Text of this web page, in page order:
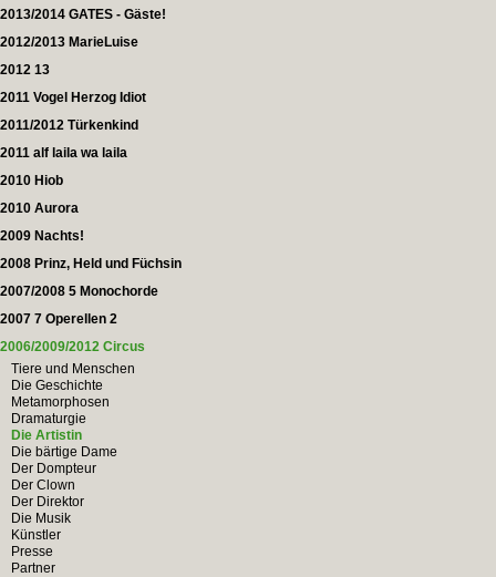
2013/2014 GATES - Gäste!
2012/2013 MarieLuise
2012 13
2011 Vogel Herzog Idiot
2011/2012 Türkenkind
2011 alf laila wa laila
2010 Hiob
2010 Aurora
2009 Nachts!
2008 Prinz, Held und Füchsin
2007/2008 5 Monochorde
2007 7 Operellen 2
2006/2009/2012 Circus
Tiere und Menschen
Die Geschichte
Metamorphosen
Dramaturgie
Die Artistin
Die bärtige Dame
Der Dompteur
Der Clown
Der Direktor
Die Musik
Künstler
Presse
Partner